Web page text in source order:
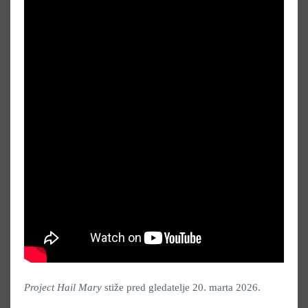
Project Hail Mary stiže pred gledatelje 20. marta 2026.